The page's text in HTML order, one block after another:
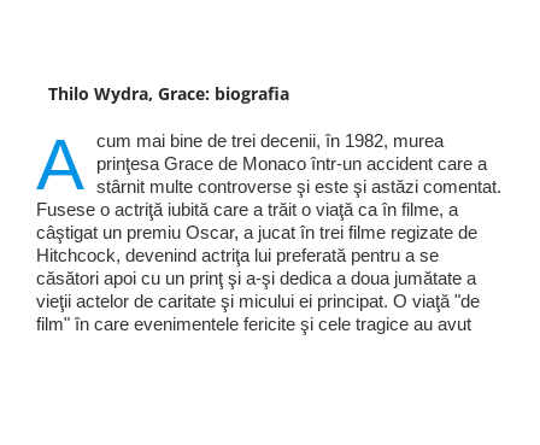
Thilo Wydra, Grace: biografia
A cum mai bine de trei decenii, în 1982, murea
prinţesa Grace de Monaco într-un accident care a
stârnit multe controverse şi este şi astăzi comentat.
Fusese o actriţă iubită care a trăit o viaţă ca în filme, a
câştigat un premiu Oscar, a jucat în trei filme regizate de
Hitchcock, devenind actriţa lui preferată pentru a se
căsători apoi cu un prinţ şi a-şi dedica a doua jumătate a
vieţii actelor de caritate şi micului ei principat. O viaţă "de
film" în care evenimentele fericite şi cele tragice au avut